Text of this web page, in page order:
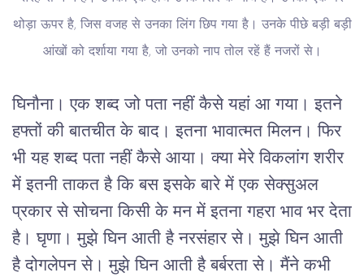
थोड़ा ऊपर है, जिस वजह से उनका लिंग छिप गया है। उनके पीछे बड़ी बड़ी
आंखों को दर्शाया गया है, जो उनको नाप तोल रहें हैं नजरों से।
घिनौना। एक शब्द जो पता नहीं कैसे यहां आ गया। इतने
हफ्तों की बातचीत के बाद। इतना भावात्मत मिलन। फिर
भी यह शब्द पता नहीं कैसे आया। क्या मेरे विकलांग शरीर
में इतनी ताकत है कि बस इसके बारे में एक सेक्सुअल
प्रकार से सोचना किसी के मन में इतना गहरा भाव भर देता
है। घृणा। मुझे घिन आती है नरसंहार से। मुझे घिन आती
है दोगलेपन से। मुझे घिन आती है बर्बरता से। मैंने कभी